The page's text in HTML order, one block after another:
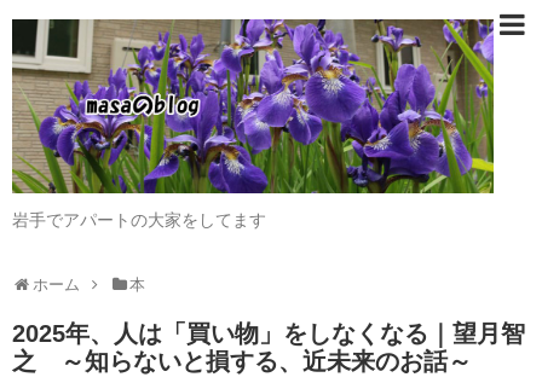
岩手でアパートの大家をしてます
ホーム 本
2025年、人は「買い物」をしなくなる｜望月智
之 ～知らないと損する、近未来のお話～